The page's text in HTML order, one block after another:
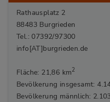
Rathausplatz 2
88483 Burgrieden
Tel.: 07392/97300
info[AT]burgrieden.de
Fläche: 21,86 km2
Bevölkerung insgesamt:
Bevölkerung männlich: